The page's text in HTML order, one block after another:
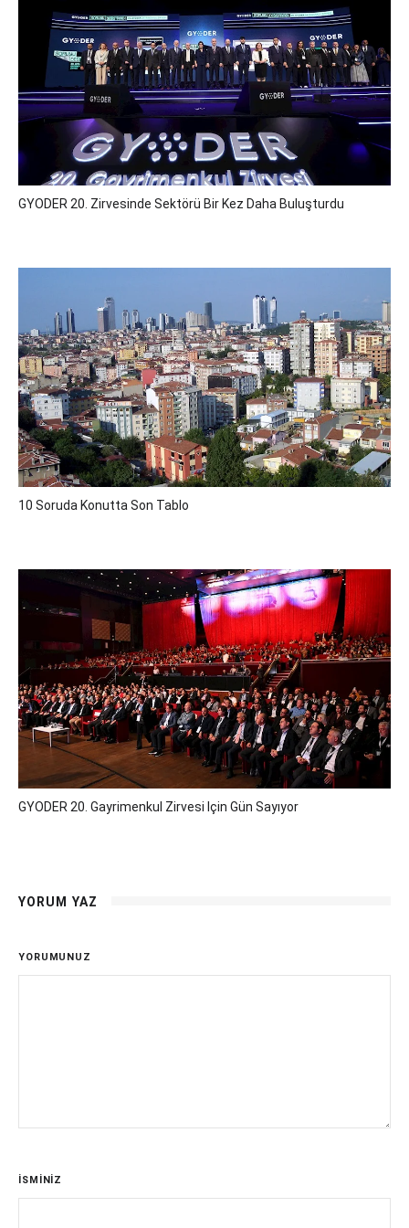
GYODER 20. Zirvesinde Sektörü Bir Kez Daha Buluşturdu
10 Soruda Konutta Son Tablo
GYODER 20. Gayrimenkul Zirvesi Için Gün Sayıyor
YORUM YAZ
YORUMUNUZ
İSMİNİZ